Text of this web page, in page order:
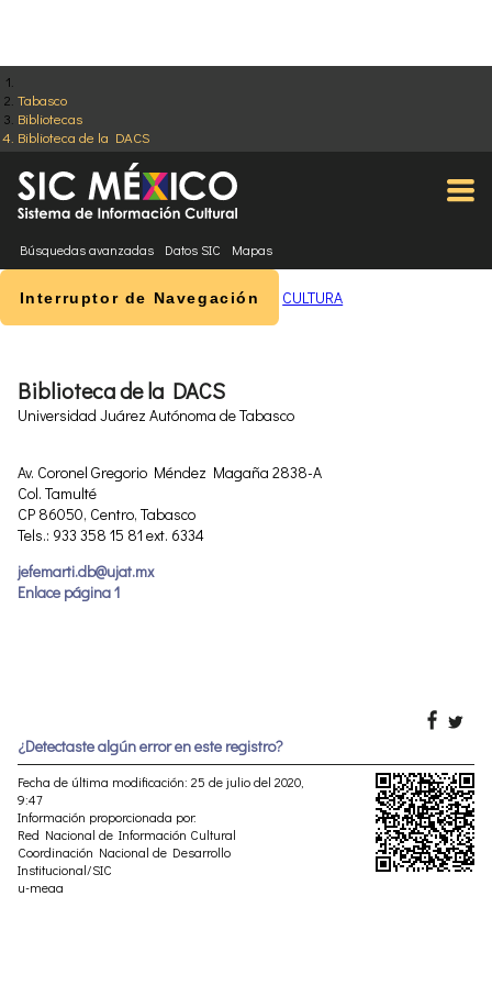
Tabasco
Bibliotecas
Biblioteca de la DACS
Búsquedas avanzadas Datos SIC Mapas
Interruptor de Navegación CULTURA
Biblioteca de la DACS
Universidad Juárez Autónoma de Tabasco
Av. Coronel Gregorio Méndez Magaña 2838-A
Col. Tamulté
CP 86050, Centro, Tabasco
Tels.: 933 358 15 81 ext. 6334
jefemarti.db@ujat.mx
Enlace página 1
¿Detectaste algún error en este registro?
Fecha de última modificación: 25 de julio del 2020,
9:47
Información proporcionada por:
Red Nacional de Información Cultural
Coordinación Nacional de Desarrollo
Institucional/SIC
u-meaa